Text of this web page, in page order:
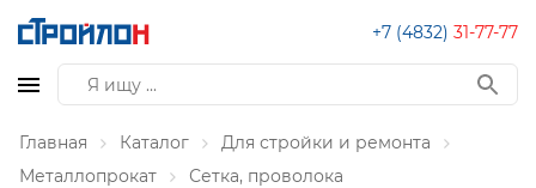
+7 (4832) 31-77-77
Главная Каталог
Для стройки и ремонта
Металлопрокат
Сетка, проволока